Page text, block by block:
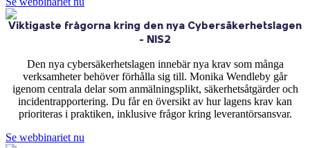
Viktigaste frågorna kring den nya Cybersäkerhetslagen
- NIS2
Den nya cybersäkerhetslagen innebär nya krav som många
verksamheter behöver förhålla sig till. Monika Wendleby går
igenom centrala delar som anmälningsplikt, säkerhetsåtgärder och
incidentrapportering. Du får en översikt av hur lagens krav kan
prioriteras i praktiken, inklusive frågor kring leverantörsansvar.
Se webbinariet nu